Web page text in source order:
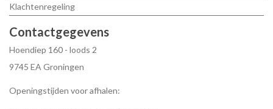
Klachtenregeling
Contactgegevens
Hoendiep 160 - loods 2
9745 EA Groningen
Openingstijden voor afhalen: